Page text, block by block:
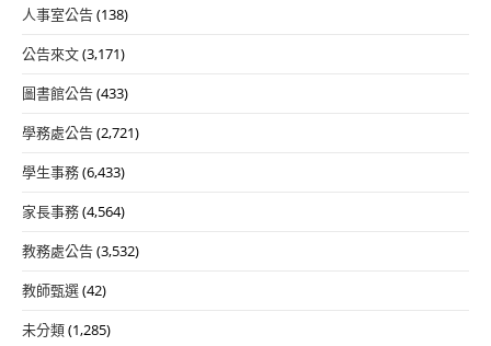
人事室公告(138)
公告來文(3,171)
圖書館公告(433)
學務處公告(2,721)
學生事務(6,433)
家長事務(4,564)
教務處公告(3,532)
教師甄選(42)
未分類(1,285)